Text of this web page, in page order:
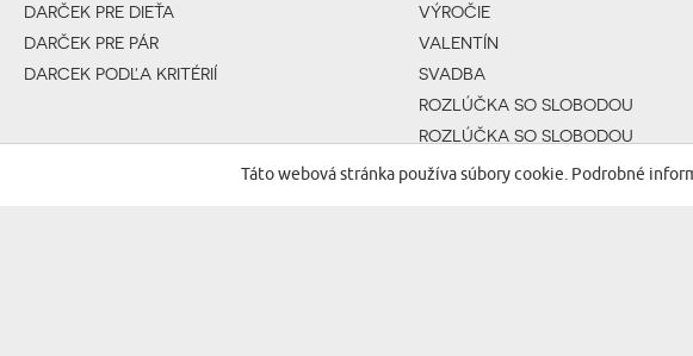
DARČEK PRE DIEŤA
DARČEK PRE PÁR
DARCEK PODĽA KRITÉRIÍ
VÝROČIE
VALENTÍN
SVADBA
ROZLÚČKA SO SLOBODOU
ROZLÚČKA SO SLOBODOU
NARODENIE DIEŤAŤA
Táto webová stránka používa súbory cookie. Podrobné